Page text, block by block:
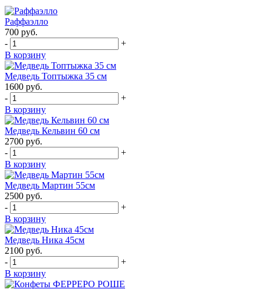
Раффаэлло
700 руб.
-
+
В корзину
Медведь Топтыжка 35 см
1600 руб.
-
+
В корзину
Медведь Кельвин 60 см
2700 руб.
-
+
В корзину
Медведь Мартин 55см
2500 руб.
-
+
В корзину
Медведь Ника 45см
2100 руб.
-
+
В корзину